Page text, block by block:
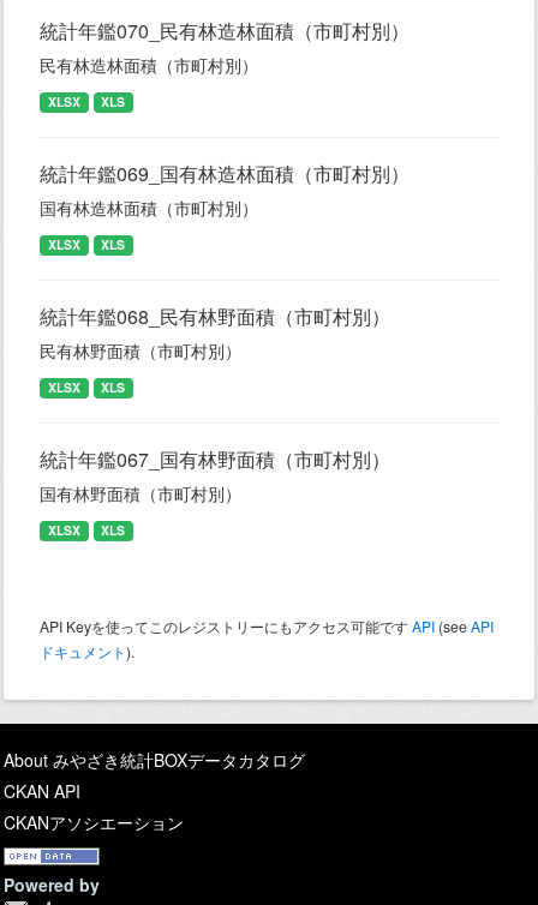
統計年鑑070_民有林造林面積（市町村別）
民有林造林面積（市町村別）
XLSX XLS
統計年鑑069_国有林造林面積（市町村別）
国有林造林面積（市町村別）
XLSX XLS
統計年鑑068_民有林野面積（市町村別）
民有林野面積（市町村別）
XLSX XLS
統計年鑑067_国有林野面積（市町村別）
国有林野面積（市町村別）
XLSX XLS
API Keyを使ってこのレジストリーにもアクセス可能ですAPI (seeAPI
ドキュメント).
About みやざき統計BOXデータカタログ
CKAN API
CKANアソシエーション
Powered by